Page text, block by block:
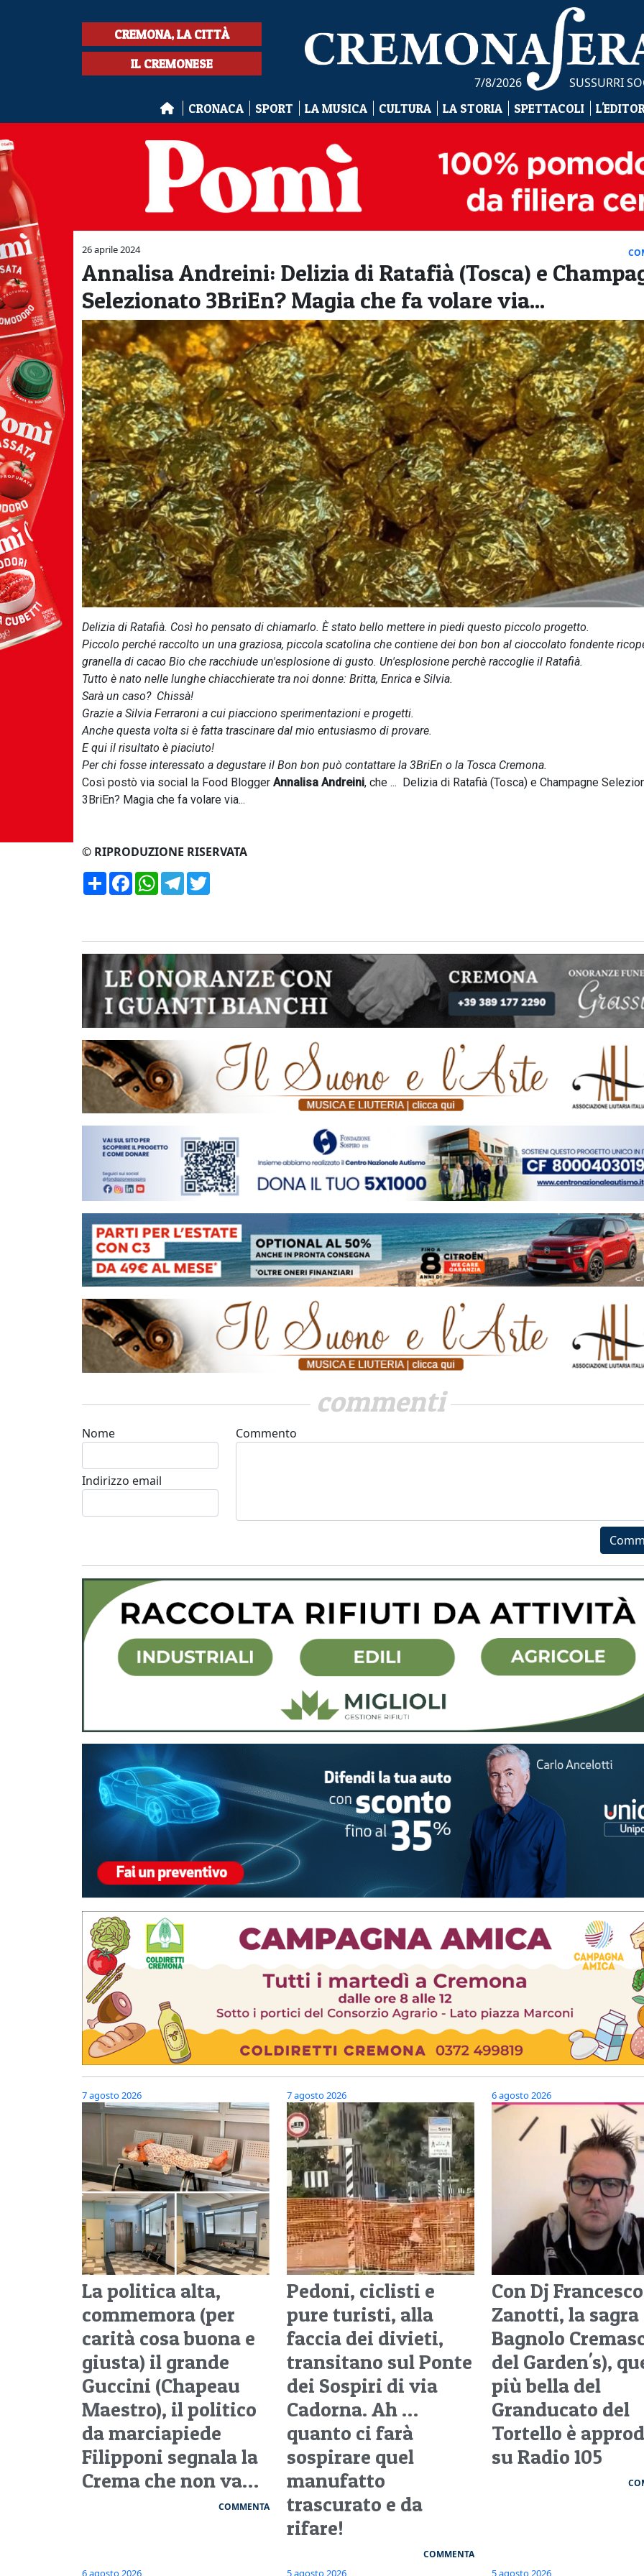
CREMONA, LA CITTÀ
IL CREMONESE
7/8/2026 SUSSURRI
CRONACA SPORT LA MUSICA CULTURA LA STORIA SPETTACOLI
26 aprile 2024
Annalisa Andreini: Delizia di Ratafià (Tosca) e
Selezionato 3BriEn? Magia che fa volare via...
Delizia di Ratafià. Così ho pensato di chiamarlo. È stato bello mettere in piedi questo piccolo progetto.
Piccolo perché raccolto un una graziosa, piccola scatolina che contiene dei bon bon al cioccolato fondente
granella di cacao Bio che racchiude un'esplosione di gusto. Un'esplosione perchè raccoglie il Ratafià.
Tutto è nato nelle lunghe chiacchierate tra noi donne: Britta, Enrica e Silvia.
Sarà un caso? Chissà!
Grazie a Silvia Ferraroni a cui piacciono sperimentazioni e progetti.
Anche questa volta si è fatta trascinare dal mio entusiasmo di provare.
E qui il risultato è piaciuto!
Per chi fosse interessato a degustare il Bon bon può contattare la 3BriEn o la Tosca Cremona.
Così postò via social la Food Blogger Annalisa Andreini, che ... Delizia di Ratafià (Tosca) e Champagne
3BriEn? Magia che fa volare via...
© RIPRODUZIONE RISERVATA
CondividiFacebookWhatsApp
Telegram
commenti
Nome
Indirizzo email
Commento
7 agosto 2026
La politica alta,
commemora (per
carità cosa buona e
giusta) il grande
Guccini (Chapeau
Maestro), il politico
da marciapiede
Filipponi segnala la
Crema che non va…
COMMENTA
7 agosto 2026
Pedoni, ciclisti e
pure turisti, alla
faccia dei divieti,
transitano sul Ponte
dei Sospiri di via
Cadorna. Ah …
quanto ci farà
sospirare quel
manufatto
trascurato e da
rifare!
COMMENTA
6 agosto 2026
Con Dj Francesco
Zanotti, la
Bagnolo
del Garden's),
più bella del
Granducato del
Tortello è
su Radio 105